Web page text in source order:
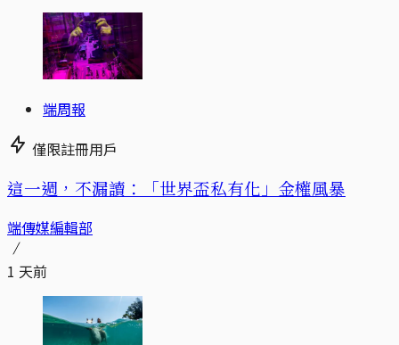
端周報
僅限註冊用戶
這一週，不漏讀：「世界盃私有化」金權風暴
端傳媒編輯部
1 天前